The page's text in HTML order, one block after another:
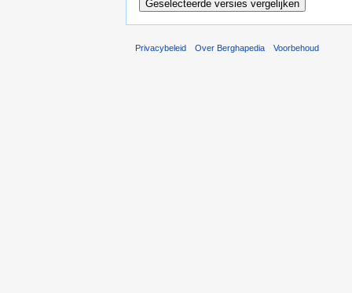
Privacybeleid Over Berghapedia Voorbehoud